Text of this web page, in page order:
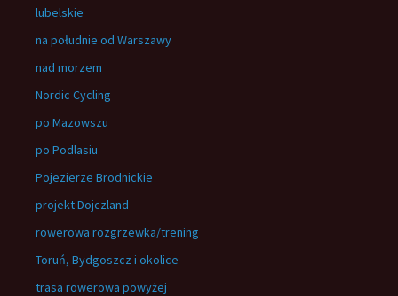
lubelskie
na południe od Warszawy
nad morzem
Nordic Cycling
po Mazowszu
po Podlasiu
Pojezierze Brodnickie
projekt Dojczland
rowerowa rozgrzewka/trening
Toruń, Bydgoszcz i okolice
trasa rowerowa powyżej